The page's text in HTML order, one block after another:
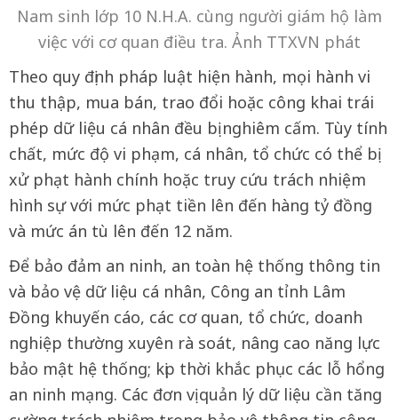
Nam sinh lớp 10 N.H.A. cùng người giám hộ làm
việc với cơ quan điều tra. Ảnh TTXVN phát
Theo quy định pháp luật hiện hành, mọi hành vi
thu thập, mua bán, trao đổi hoặc công khai trái
phép dữ liệu cá nhân đều bị nghiêm cấm. Tùy tính
chất, mức độ vi phạm, cá nhân, tổ chức có thể bị
xử phạt hành chính hoặc truy cứu trách nhiệm
hình sự với mức phạt tiền lên đến hàng tỷ đồng
và mức án tù lên đến 12 năm.
Để bảo đảm an ninh, an toàn hệ thống thông tin
và bảo vệ dữ liệu cá nhân, Công an tỉnh Lâm
Đồng khuyến cáo, các cơ quan, tổ chức, doanh
nghiệp thường xuyên rà soát, nâng cao năng lực
bảo mật hệ thống; kịp thời khắc phục các lỗ hổng
an ninh mạng. Các đơn vị quản lý dữ liệu cần tăng